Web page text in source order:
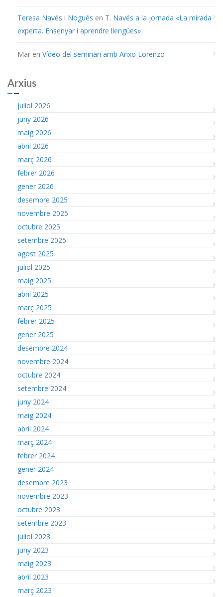
Teresa Navés i Nogués en T. Navés a la jornada «La mirada
experta. Ensenyar i aprendre llengües»
Mar en Vídeo del seminari amb Anxo Lorenzo
Arxius
juliol 2026
juny 2026
maig 2026
abril 2026
març 2026
febrer 2026
gener 2026
desembre 2025
novembre 2025
octubre 2025
setembre 2025
agost 2025
juliol 2025
maig 2025
abril 2025
març 2025
febrer 2025
gener 2025
desembre 2024
novembre 2024
octubre 2024
setembre 2024
juny 2024
maig 2024
abril 2024
març 2024
febrer 2024
gener 2024
desembre 2023
novembre 2023
octubre 2023
setembre 2023
juliol 2023
juny 2023
maig 2023
abril 2023
març 2023